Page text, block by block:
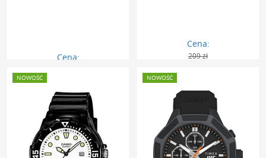
Cena:
Cena:
209 zł
NOWOŚĆ NOWOŚĆ